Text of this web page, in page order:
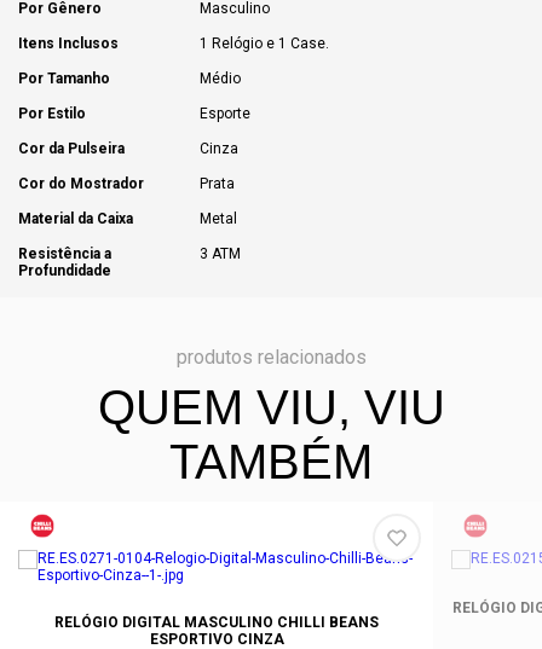
Por Gênero Masculino
Itens Inclusos 1 Relógio e 1 Case.
Por Tamanho Médio
Por Estilo Esporte
Cor da Pulseira Cinza
Cor do Mostrador Prata
Material da Caixa Metal
Resistência a
Profundidade
3 ATM
produtos relacionados
QUEM VIU, VIU
TAMBÉM
RELÓGIO DIGITAL MASCULINO CHILLI BEANS
ESPORTIVO CINZA
RELÓGIO